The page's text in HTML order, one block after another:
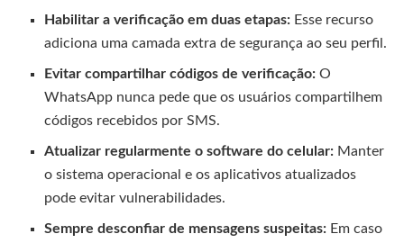
Habilitar a verificação em duas etapas: Esse recurso
adiciona uma camada extra de segurança ao seu perfil.
Evitar compartilhar códigos de verificação: O
WhatsApp nunca pede que os usuários compartilhem
códigos recebidos por SMS.
Atualizar regularmente o software do celular: Manter
o sistema operacional e os aplicativos atualizados
pode evitar vulnerabilidades.
Sempre desconfiar de mensagens suspeitas: Em caso